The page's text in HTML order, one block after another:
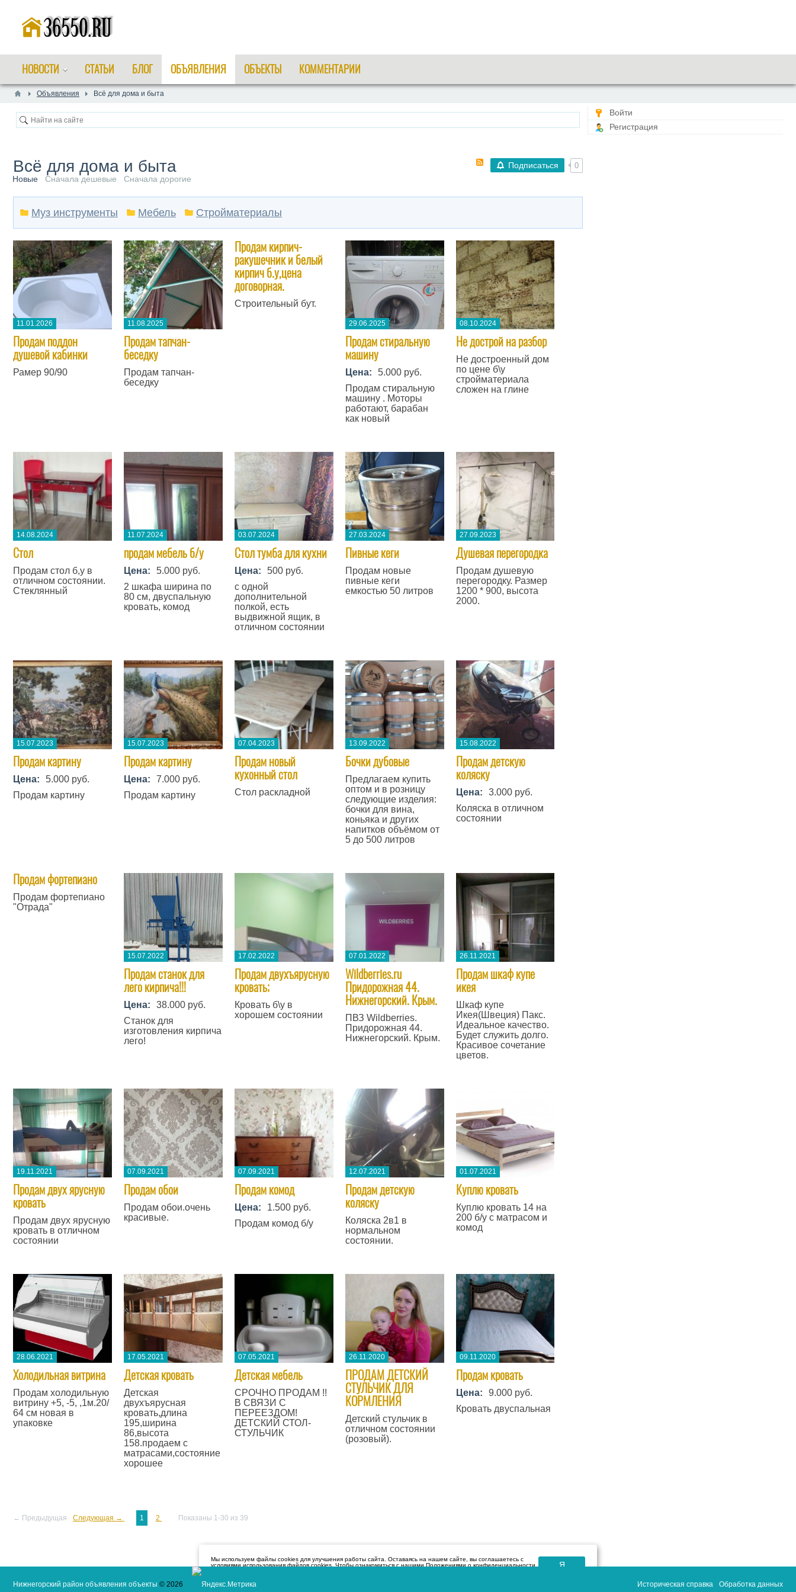
НОВОСТИ СТАТЬИ БЛОГ ОБЪЯВЛЕНИЯ ОБЪЕКТЫ КОММЕНТАРИИ
Объявления Всё для дома и быта
Подписаться 0
Всё для дома и быта
Новые Сначала дешевые Сначала дорогие
Муз инструменты Мебель Стройматериалы
11.01.2026
Продам поддон
душевой кабинки
Рамер 90/90
11.08.2025
Продам тапчан-
беседку
Продам тапчан-
беседку
Продам кирпич-
ракушечник и белый
кирпич б.у,цена
договорная.
Строительный бут.
29.06.2025
Продам стиральную
машину
Цена:
5.000 руб.
Продам стиральную
машину . Моторы
работают, барабан
как новый
08.10.2024
​Не дострой на разбор
Не достроенный дом
по цене б\у
стройматериала
сложен на глине
14.08.2024
Стол
Продам стол б,у в
отличном состоянии.
Стеклянный
11.07.2024
продам мебель б/у
Цена:
5.000 руб.
2 шкафа ширина по
80 см, двуспальную
кровать, комод
03.07.2024
Стол тумба для кухни
Цена:
500 руб.
с одной
дополнительной
полкой, есть
выдвижной ящик, в
отличном состоянии
27.03.2024
​Пивные кеги
Продам новые
пивные кеги
емкостью 50 литров
27.09.2023
Душевая перегородка
Продам душевую
перегородку. Размер
1200 * 900, высота
2000.
15.07.2023
Продам картину
Цена:
5.000 руб.
​Продам картину
15.07.2023
Продам картину
Цена:
7.000 руб.
Продам картину
07.04.2023
Продам новый
кухонный стол
Cтол раскладной
13.09.2022
​Бочки дубовые
Предлагаем купить
оптом и в розницу
следующие изделия:
бочки для вина,
коньяка и других
напитков объёмом от
5 до 500 литров
15.08.2022
​Продам детскую
коляску
Цена:
3.000 руб.
Коляска в отличном
состоянии
Продам фортепиано
Продам фортепиано
"Отрада"
15.07.2022
​Продам станок для
лего кирпича!!!
Цена:
38.000 руб.
Станок для
изготовления кирпича
лего!
17.02.2022
Продам двухъярусную
кровать;
Кровать б\у в
хорошем состоянии
07.01.2022
Wildberries.ru
Придорожная 44.
Нижнегорский. Крым.
ПВЗ Wildberries.
Придорожная 44.
Нижнегорский. Крым.
26.11.2021
Продам шкаф купе
икея
Шкаф купе
Икея(Швеция) Пакс.
Идеальное качество.
Будет служить долго.
Красивое сочетание
цветов.
19.11.2021
Продам двух ярусную
кровать
Продам двух ярусную
кровать в отличном
состоянии
07.09.2021
​Продам обои
Продам обои.очень
красивые.
07.09.2021
​Продам комод
Цена:
1.500 руб.
Продам комод б/у
12.07.2021
Продам детскую
коляску
Коляска 2в1 в
нормальном
состоянии.
01.07.2021
Куплю кровать
Куплю кровать 14 на
200 б/у с матрасом и
комод
28.06.2021
Холодильная витрина
Продам холодильную
витрину +5, -5, ,1м.20/
64 см новая в
упаковке
17.05.2021
​Детская кровать
Детская
двухъярусная
кровать,длина
195,ширина
86,высота
158.продаем с
матрасами,состояние
хорошее
07.05.2021
​Детская мебель
СРОЧНО ПРОДАМ !!
В СВЯЗИ С
ПЕРЕЕЗДОМ!
ДЕТСКИЙ СТОЛ-
СТУЛЬЧИК
26.11.2020
​ПРОДАМ ДЕТСКИЙ
СТУЛЬЧИК ДЛЯ
КОРМЛЕНИЯ
Детский стульчик в
отличном состоянии
(розовый).
09.11.2020
Продам кровать
Цена:
9.000 руб.
Кровать двуспальная
← Предыдущая Следующая → 1 2 Показаны 1-30 из 39
Войти
Регистрация
Мы используем файлы cookies для улучшения работы сайта. Оставаясь на нашем сайте, вы соглашаетесь с
условиями использования файлов cookies. Чтобы ознакомиться с нашими Положениями о конфиденциальности
Я
Нижнегорский район объявления объекты © 2026 Историческая справка Обработка данных